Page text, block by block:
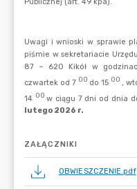
ZAŁĄCZNIKI
OBWIESZCZENIE.pdf